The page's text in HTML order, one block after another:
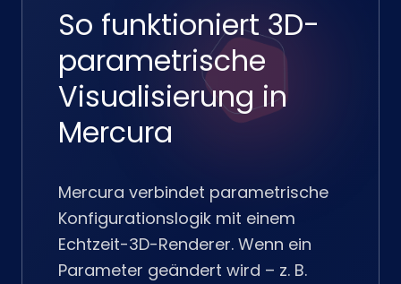
So funktioniert 3D-
parametrische
Visualisierung in
Mercura
Mercura verbindet parametrische
Konfigurationslogik mit einem
Echtzeit-3D-Renderer. Wenn ein
Parameter geändert wird – z. B.